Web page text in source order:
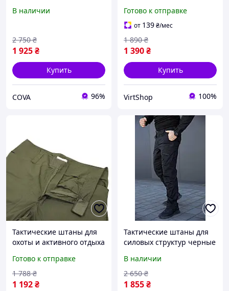
тактические штаны для
мультикам
В наличии
1 925₴
2 750 ₴
Купить
COVA 96%
Стоп Койот
Готово к отправке
от 139₴/мес
1 390₴
1 890 ₴
Купить
VirtShop 100%
Тактические штаны для
охоты и активного отдыха
карманами и защитой
коленей FLAME
Готово к отправке
1 192₴
1 788 ₴
Тактические штаны для
силовых структур черные
брюки черные для
патрульной полиции
В наличии
1 855₴
2 650 ₴